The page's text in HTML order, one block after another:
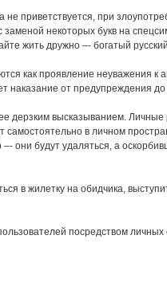
приветствуется, при
некоторых букв на
жить дружно –- богатый
как проявление неуважения к
наказание от предупреждения
дерзким высказыванием.
в личном
будут удаляться, а
в жилетку на обидчика,
посредством